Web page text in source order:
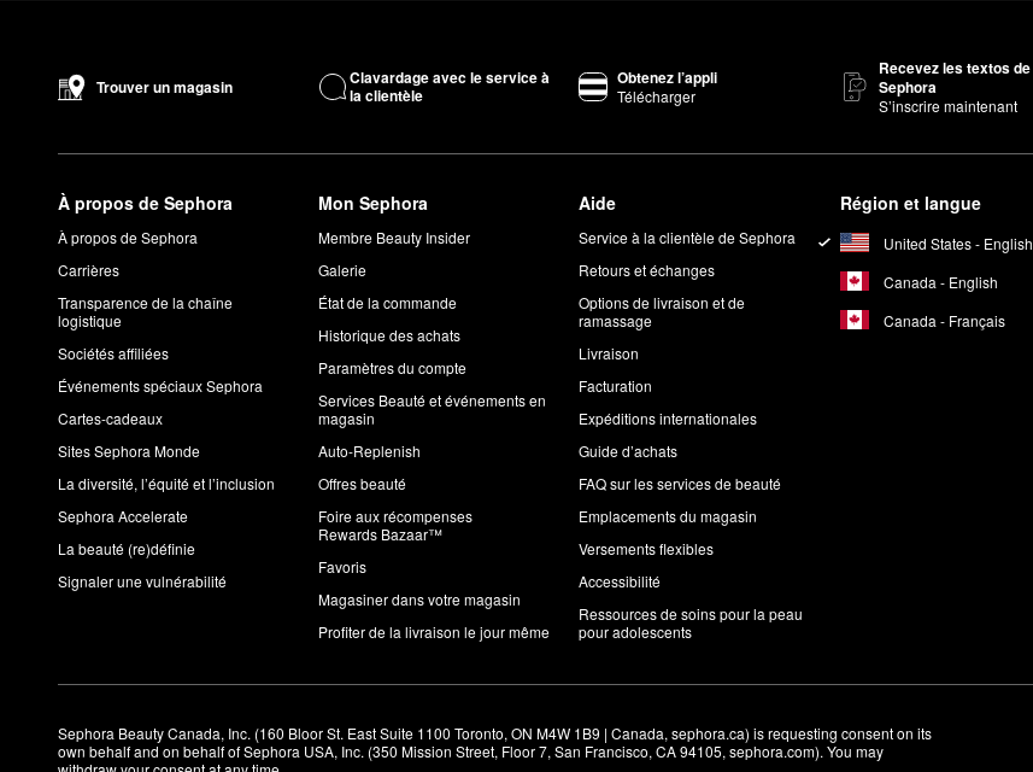
Trouver un magasin
Clavardage avec le service à
la clientèle
Obtenez l’appli
Télécharger
Recevez les textos de
Sephora
S’inscrire maintenant
À propos de Sephora
À propos de Sephora
Carrières
Transparence de la chaîne
logistique
Sociétés affiliées
Événements spéciaux Sephora
Cartes-cadeaux
Sites Sephora Monde
La diversité, l’équité et l’inclusion
Sephora Accelerate
La beauté (re)définie
Signaler une vulnérabilité
Mon Sephora
Membre Beauty Insider
Galerie
État de la commande
Historique des achats
Paramètres du compte
Services Beauté et événements en
magasin
Auto-Replenish
Offres beauté
Foire aux récompenses
Rewards Bazaar™
Favoris
Magasiner dans votre magasin
Profiter de la livraison le jour même
Aide
Service à la clientèle de Sephora
Retours et échanges
Options de livraison et de
ramassage
Livraison
Facturation
Expéditions internationales
Guide d’achats
FAQ sur les services de beauté
Emplacements du magasin
Versements flexibles
Accessibilité
Ressources de soins pour la peau
pour adolescents
Région et langue
United States - English
Canada - English
Canada - Français
Sephora Beauty Canada, Inc. (160 Bloor St. East Suite 1100 Toronto, ON M4W 1B9 | Canada, sephora.ca) is requesting consent on its
own behalf and on behalf of Sephora USA, Inc. (350 Mission Street, Floor 7, San Francisco, CA 94105, sephora.com). You may